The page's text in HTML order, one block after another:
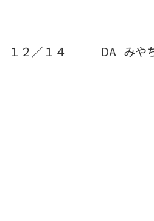
H２
１２／１４ DA みや